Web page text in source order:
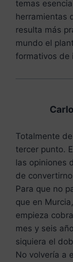
temas
herramientas
resulta más
mundo el
formativos de
Totalmente
tercer punto.
las opiniones
de
Para que no
que en
empieza
mes y seis
siquiera el
No volvería a